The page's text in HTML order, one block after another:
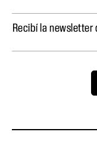
Recibí la newsletter